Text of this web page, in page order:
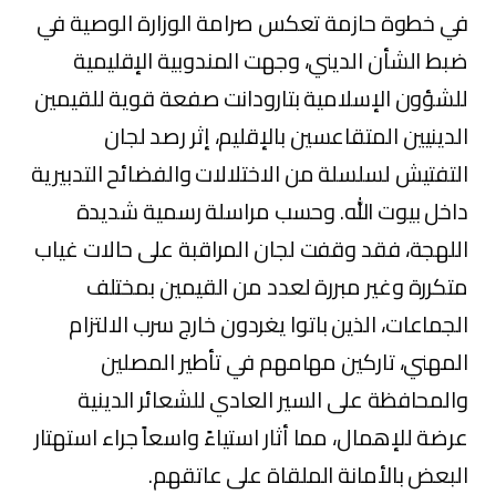
في خطوة حازمة تعكس صرامة الوزارة الوصية في
ضبط الشأن الديني، وجهت المندوبية الإقليمية
للشؤون الإسلامية بتارودانت صفعة قوية للقيمين
الدينيين المتقاعسين بالإقليم، إثر رصد لجان
التفتيش لسلسلة من الاختلالات والفضائح التدبيرية
داخل بيوت الله. وحسب مراسلة رسمية شديدة
اللهجة، فقد وقفت لجان المراقبة على حالات غياب
متكررة وغير مبررة لعدد من القيمين بمختلف
الجماعات، الذين باتوا يغردون خارج سرب الالتزام
المهني، تاركين مهامهم في تأطير المصلين
والمحافظة على السير العادي للشعائر الدينية
عرضة للإهمال، مما أثار استياءً واسعاً جراء استهتار
البعض بالأمانة الملقاة على عاتقهم.